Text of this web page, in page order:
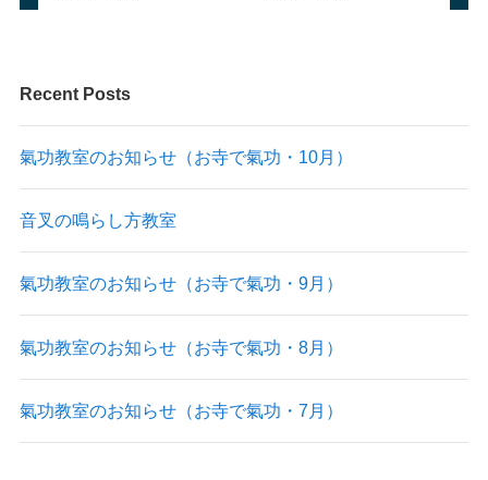
Recent Posts
氣功教室のお知らせ（お寺で氣功・10月）
音叉の鳴らし方教室
氣功教室のお知らせ（お寺で氣功・9月）
氣功教室のお知らせ（お寺で氣功・8月）
氣功教室のお知らせ（お寺で氣功・7月）